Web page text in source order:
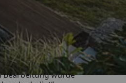
Shops
4,81/ 5
Bearbeitung wurde